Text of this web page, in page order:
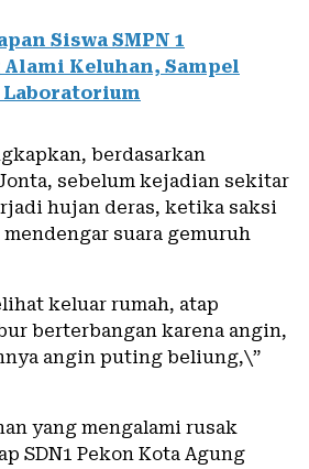
Siswa SMPN 1
Keluhan, Sampel
berdasarkan
sebelum kejadian sekitar
hujan deras, ketika saksi
suara gemuruh
keluar rumah, atap
berterbangan karena angin,
angin puting beliung,\”
yang mengalami rusak
SDN1 Pekon Kota Agung